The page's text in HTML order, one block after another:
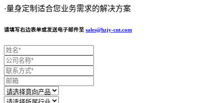
·量身定制适合您业务需求的解决方案
请填写右边表单或发送电子邮件至 sales@hzjy-cnt.com